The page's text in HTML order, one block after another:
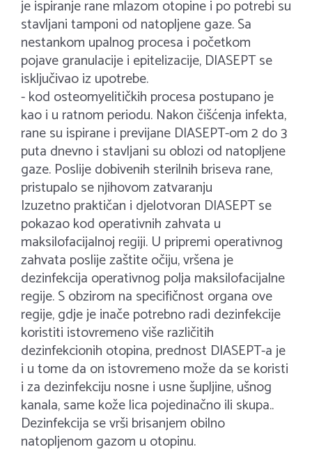
je ispiranje rane mlazom otopine i po potrebi su
stavljani tamponi od natopljene gaze. Sa
nestankom upalnog procesa i početkom
pojave granulacije i epitelizacije, DIASEPT se
isključivao iz upotrebe.
- kod osteomyelitičkih procesa postupano je
kao i u ratnom periodu. Nakon čišćenja infekta,
rane su ispirane i previjane DIASEPT-om 2 do 3
puta dnevno i stavljani su oblozi od natopljene
gaze. Poslije dobivenih sterilnih briseva rane,
pristupalo se njihovom zatvaranju
Izuzetno praktičan i djelotvoran DIASEPT se
pokazao kod operativnih zahvata u
maksilofacijalnoj regiji. U pripremi operativnog
zahvata poslije zaštite očiju, vršena je
dezinfekcija operativnog polja maksilofacijalne
regije. S obzirom na specifičnost organa ove
regije, gdje je inače potrebno radi dezinfekcije
koristiti istovremeno više različitih
dezinfekcionih otopina, prednost DIASEPT-a je
i u tome da on istovremeno može da se koristi
i za dezinfekciju nosne i usne šupljine, ušnog
kanala, same kože lica pojedinačno ili skupa..
Dezinfekcija se vrši brisanjem obilno
natopljenom gazom u otopinu.